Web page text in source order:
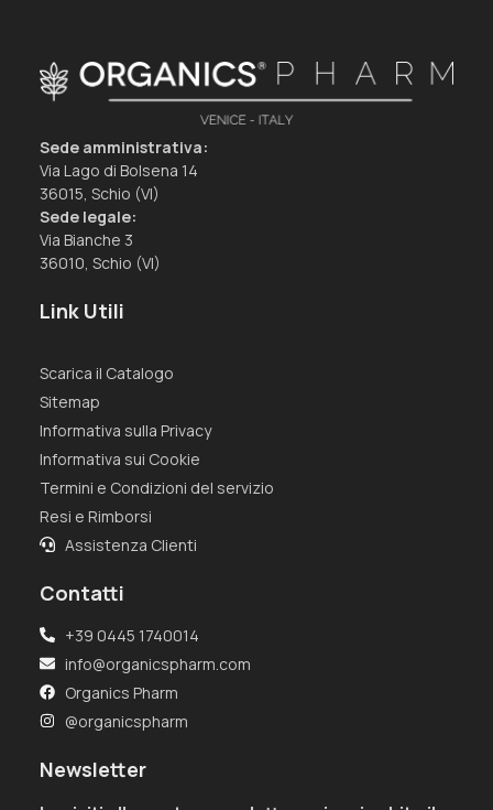
Sede amministrativa:
Via Lago di Bolsena 14
36015, Schio (VI)
Sede legale:
Via Bianche 3
36010, Schio (VI)
Link Utili
Scarica il Catalogo
Sitemap
Informativa sulla Privacy
Informativa sui Cookie
Termini e Condizioni del servizio
Resi e Rimborsi
Assistenza Clienti
Contatti
+39 0445 1740014
info@organicspharm.com
Organics Pharm
@organicspharm
Newsletter